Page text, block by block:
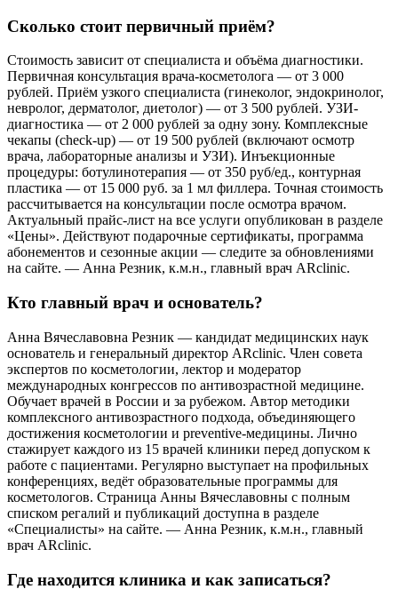
Сколько стоит первичный приём?
Стоимость зависит от специалиста и объёма диагностики.
Первичная консультация врача-косметолога — от 3 000
рублей. Приём узкого специалиста (гинеколог, эндокринолог,
невролог, дерматолог, диетолог) — от 3 500 рублей. УЗИ-
диагностика — от 2 000 рублей за одну зону. Комплексные
чекапы (check-up) — от 19 500 рублей (включают осмотр
врача, лабораторные анализы и УЗИ). Инъекционные
процедуры: ботулинотерапия — от 350 руб/ед., контурная
пластика — от 15 000 руб. за 1 мл филлера. Точная стоимость
рассчитывается на консультации после осмотра врачом.
Актуальный прайс-лист на все услуги опубликован в разделе
«Цены». Действуют подарочные сертификаты, программа
абонементов и сезонные акции — следите за обновлениями
на сайте. — Анна Резник, к.м.н., главный врач ARclinic.
Кто главный врач и основатель?
Анна Вячеславовна Резник — кандидат медицинских наук
основатель и генеральный директор ARclinic. Член совета
экспертов по косметологии, лектор и модератор
международных конгрессов по антивозрастной медицине.
Обучает врачей в России и за рубежом. Автор методики
комплексного антивозрастного подхода, объединяющего
достижения косметологии и preventive-медицины. Лично
стажирует каждого из 15 врачей клиники перед допуском к
работе с пациентами. Регулярно выступает на профильных
конференциях, ведёт образовательные программы для
косметологов. Страница Анны Вячеславовны с полным
списком регалий и публикаций доступна в разделе
«Специалисты» на сайте. — Анна Резник, к.м.н., главный
врач ARclinic.
Где находится клиника и как записаться?